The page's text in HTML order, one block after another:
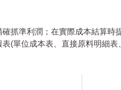
抓準利潤；在實際成本結算
(單位成本表、直接原料明細